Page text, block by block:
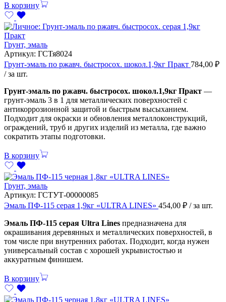
В корзину
Грунт, эмаль
Артикул: ГСТя8024
Грунт-эмаль по ржавч. быстросох. шокол.1,9кг Практ 784,00 ₽
/ за шт.
Грунт-эмаль по ржавч. быстросох. шокол.1,9кг Практ —
грунт-эмаль 3 в 1 для металлических поверхностей с
антикоррозионной защитой и быстрым высыханием.
Подходит для окраски и обновления металлоконструкций,
ограждений, труб и других изделий из металла, где важно
сократить этапы подготовки.
В корзину
Грунт, эмаль
Артикул: ГСТУТ-00000085
Эмаль ПФ-115 серая 1,9кг «ULTRA LINES» 454,00 ₽ / за шт.
Эмаль ПФ-115 серая Ultra Lines предназначена для
окрашивания деревянных и металлических поверхностей, в
том числе при внутренних работах. Подходит, когда нужен
универсальный состав с хорошей укрывистостью и
аккуратным финишем.
В корзину